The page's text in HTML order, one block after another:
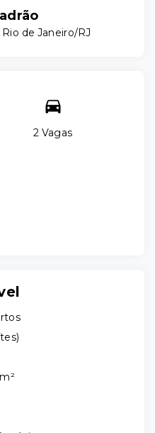
de Janeiro/RJ
2 Vagas